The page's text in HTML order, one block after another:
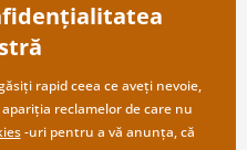
Despre noi
Întrebări frecvente
Contacte
Cooperare angro
rapid ceea ce aveți nevoie,
reclamelor de care nu
-uri pentru a vă anunța, că